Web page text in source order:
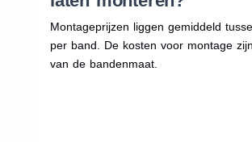
Montageprijzen liggen gemiddeld
per band. De kosten voor montage
van de bandenmaat.